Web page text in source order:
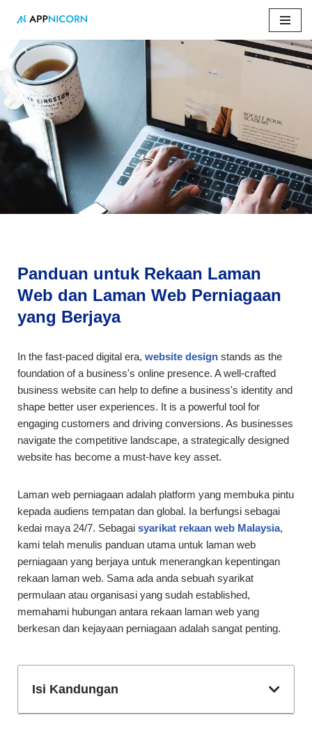
Skip
to
content
Home»Panduan untuk Rekaan Laman Web dan Laman
Web Perniagaan yang Berjaya
Panduan untuk Rekaan Laman
Web dan Laman Web Perniagaan
yang Berjaya
In the fast-paced digital era, website design stands as the
foundation of a business's online presence. A well-crafted
business website can help to define a business's identity and
shape better user experiences. It is a powerful tool for
engaging customers and driving conversions. As businesses
navigate the competitive landscape, a strategically designed
website has become a must-have key asset.
Laman web perniagaan adalah platform yang membuka pintu
kepada audiens tempatan dan global. Ia berfungsi sebagai
kedai maya 24/7. Sebagai syarikat rekaan web Malaysia,
kami telah menulis panduan utama untuk laman web
perniagaan yang berjaya untuk menerangkan kepentingan
rekaan laman web. Sama ada anda sebuah syarikat
permulaan atau organisasi yang sudah established,
memahami hubungan antara rekaan laman web yang
berkesan dan kejayaan perniagaan adalah sangat penting.
Isi Kandungan